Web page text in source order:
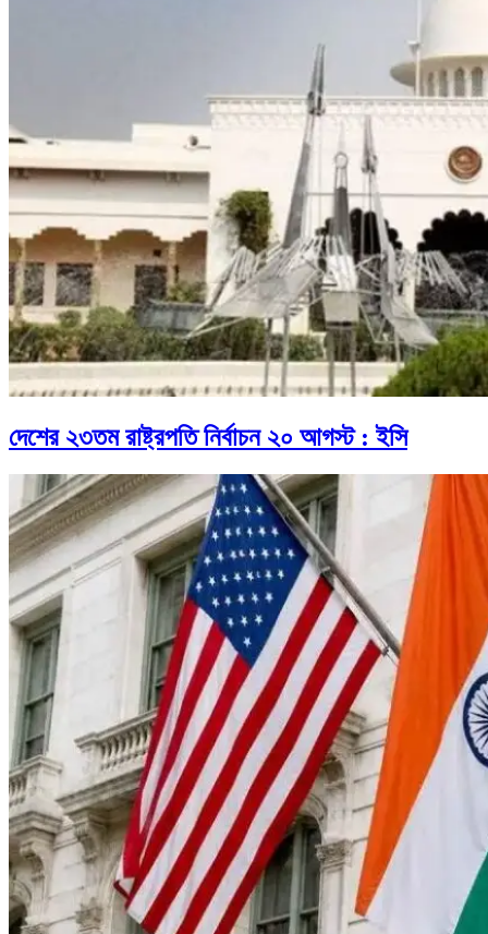
দেশের ২৩তম রাষ্ট্রপতি নির্বাচন ২০ আগস্ট : ইসি